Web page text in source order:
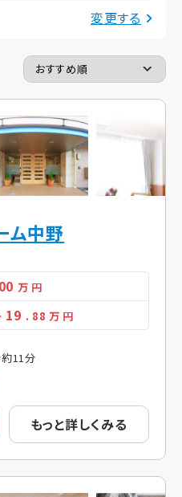
変更する
ム中野
万 円
19 . 88 万 円
11分
もっと詳しくみる